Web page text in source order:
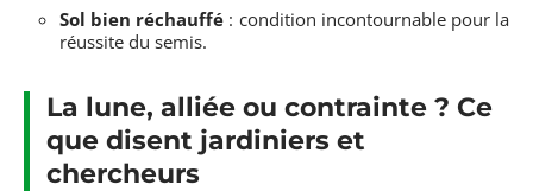
Sol bien réchauffé : condition incontournable pour la
réussite du semis.
La lune, alliée ou contrainte ? Ce
que disent jardiniers et
chercheurs